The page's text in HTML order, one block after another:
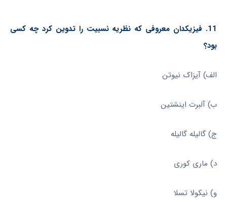
11. فیزیکدان معروفی که نظریه نسبیت را تدوین کرد چه کسی
بود؟
الف) آیزاک نیوتن
ب) آلبرت اینشتین
ج) گالیله گالیله
د) ماری کوری
و) نیکولا تسلا